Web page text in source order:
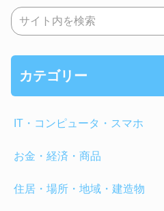
カテゴリー
IT・コンピュータ・スマホ
お金・経済・商品
住居・場所・地域・建造物